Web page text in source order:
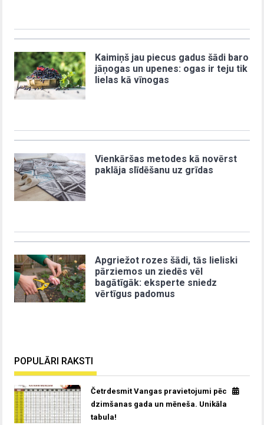
Kaimiņš jau piecus gadus šādi baro
jāņogas un upenes: ogas ir teju tik
lielas kā vīnogas
Vienkāršas metodes kā novērst
paklāja slīdēšanu uz grīdas
Apgriežot rozes šādi, tās lieliski
pārziemos un ziedēs vēl
bagātīgāk: eksperte sniedz
vērtīgus padomus
POPULĀRI RAKSTI
Četrdesmit Vangas pravietojumi pēc
dzimšanas gada un mēneša. Unikāla
tabula!